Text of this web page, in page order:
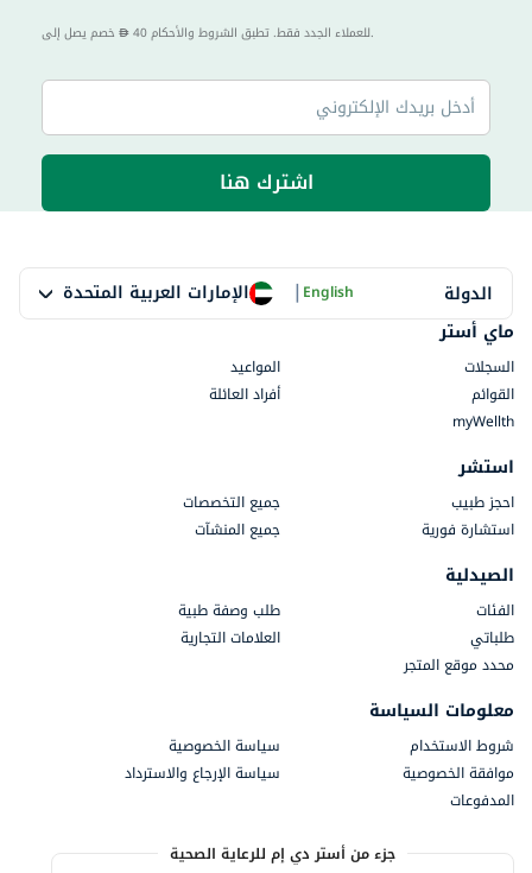
40 للعملاء الجدد فقط. تطبق الشروط والأحكام.
اشترك هنا
الدولة الإمارات العربية المتحدة |English
ماي أستر
السجلات
المواعيد
القوائم
أفراد العائلة
myWellth
استشر
احجز طبيب
جميع التخصصات
استشارة فورية
جميع المنشآت
الصيدلية
الفئات
طلب وصفة طبية
طلباتي
العلامات التجارية
محدد موقع المتجر
معلومات السياسة
شروط الاستخدام
سياسة الخصوصية
موافقة الخصوصية
سياسة الإرجاع والاسترداد
المدفوعات
جزء من أستر دي إم للرعاية الصحية